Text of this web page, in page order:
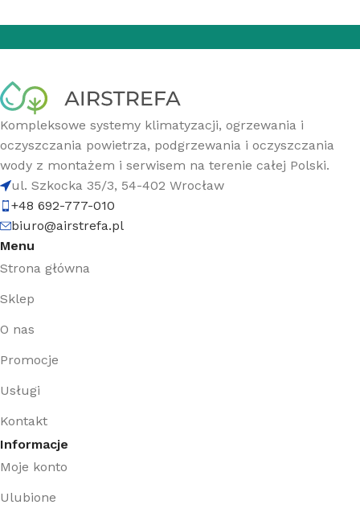
Kompleksowe systemy klimatyzacji, ogrzewania i
oczyszczania powietrza, podgrzewania i oczyszczania
wody z montażem i serwisem na terenie całej Polski.
ul. Szkocka 35/3, 54-402 Wrocław
+48 692-777-010
biuro@airstrefa.pl
Menu
Strona główna
Sklep
O nas
Promocje
Usługi
Kontakt
Informacje
Moje konto
Ulubione